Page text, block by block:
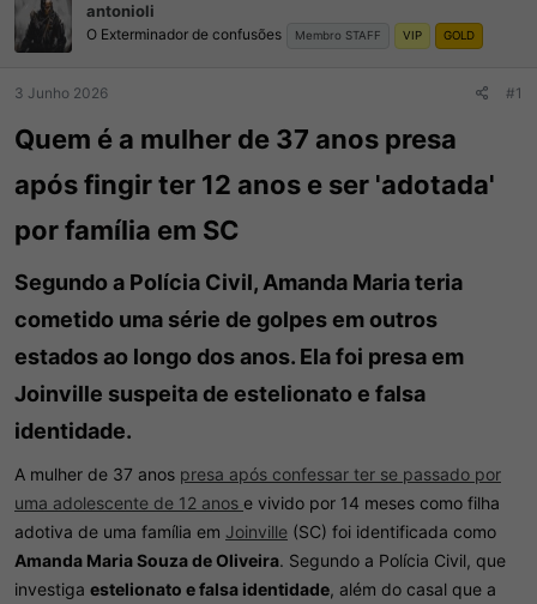
a
d
r
o
t
ó
p
c
I
antonioli
O Exterminador de confusões Membro STAFF VIP GOLD
3 Junho 2026 #1
Quem é a mulher de 37 anos presa
após fingir ter 12 anos e ser 'adotada'
por família em SC
Segundo a Polícia Civil, Amanda Maria teria
cometido uma série de golpes em outros
estados ao longo dos anos. Ela foi presa em
Joinville suspeita de estelionato e falsa
identidade.​
A mulher de 37 anos presa após confessar ter se passado por
uma adolescente de 12 anos e vivido por 14 meses como filha
adotiva de uma família em Joinville (SC) foi identificada como
Amanda Maria Souza de Oliveira. Segundo a Polícia Civil, que
investiga estelionato e falsa identidade, além do casal que a